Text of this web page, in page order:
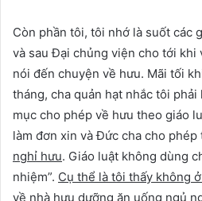
Còn phần tôi, tôi nhớ là suốt các
và sau Đại chủng viện cho tới khi
nói đến chuyện về hưu. Mãi tối
tháng, cha quản hạt nhắc tôi
mục cho phép về hưu theo giáo
làm đơn xin và Đức cha cho phép
nghỉ hưu. Giáo luật không dùng
nhiệm”. Cụ thể là tôi thấy không
về nhà hưu dưỡng ăn uống ngủ